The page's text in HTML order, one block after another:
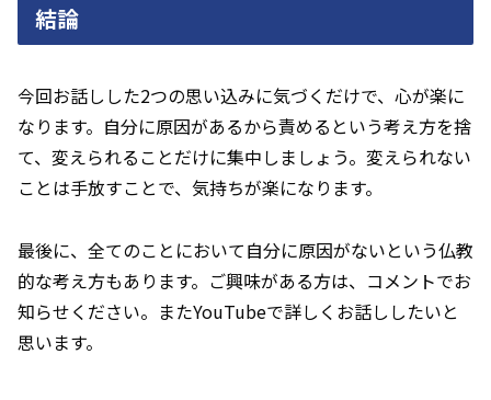
結論
今回お話しした2つの思い込みに気づくだけで、心が楽に
なります。自分に原因があるから責めるという考え方を捨
て、変えられることだけに集中しましょう。変えられない
ことは手放すことで、気持ちが楽になります。
最後に、全てのことにおいて自分に原因がないという仏教
的な考え方もあります。ご興味がある方は、コメントでお
知らせください。またYouTubeで詳しくお話ししたいと
思います。